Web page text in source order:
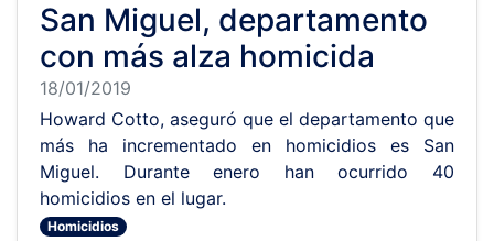
San Miguel, departamento
con más alza homicida
18/01/2019
Howard Cotto, aseguró que el departamento que
más ha incrementado en homicidios es San
Miguel. Durante enero han ocurrido 40
homicidios en el lugar.
Homicidios